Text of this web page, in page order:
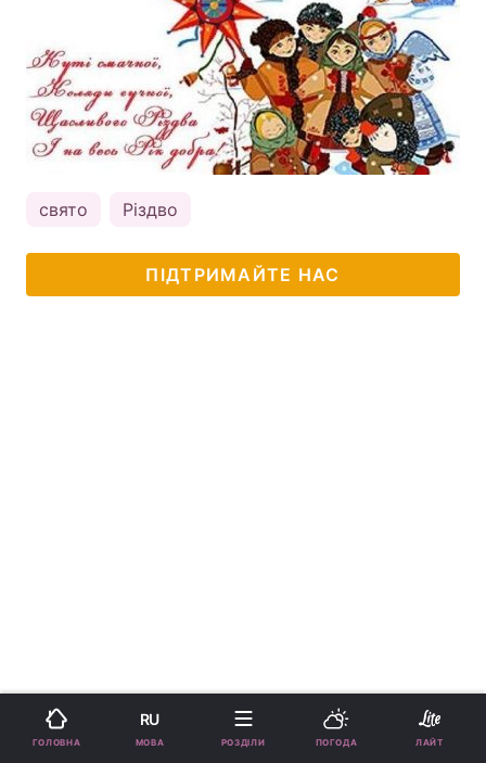
свято Різдво
ПІДТРИМАЙТЕ НАС
ГОЛОВНА
RU
МОВА РОЗДІЛИ ПОГОДА ЛАЙТ